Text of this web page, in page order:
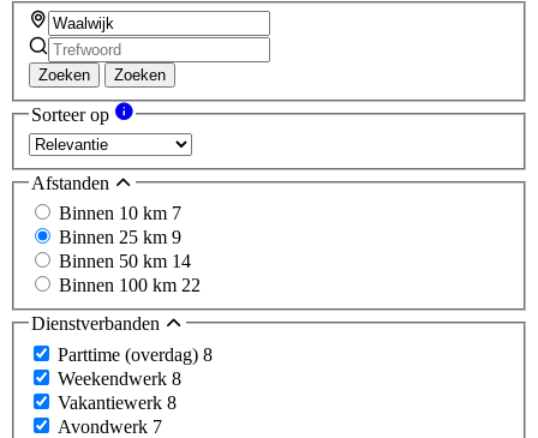
Zoeken Zoeken
Sorteer op
Afstanden
Binnen 10 km 7
Binnen 25 km 9
Binnen 50 km 14
Binnen 100 km 22
Dienstverbanden
Parttime (overdag) 8
Weekendwerk 8
Vakantiewerk 8
Avondwerk 7